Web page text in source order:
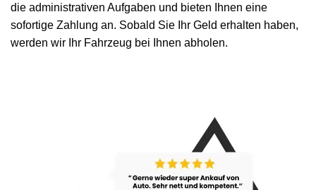
die administrativen Aufgaben und bieten Ihnen eine
sofortige Zahlung an. Sobald Sie Ihr Geld erhalten haben,
werden wir Ihr Fahrzeug bei Ihnen abholen.